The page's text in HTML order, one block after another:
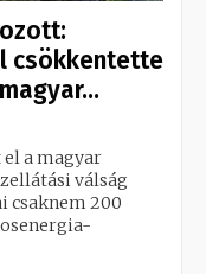
csökkentette
a magyar
válság
csaknem 200